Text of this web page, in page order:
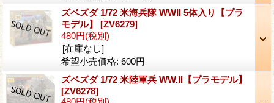
ズベズダ 1/72 米海兵隊 WWII 5体入り【プラ
モデル】 [ZV6279]
480円(税別)
[在庫なし]
希望小売価格: 600円
ズベズダ 1/72 米陸軍兵 WW.II【プラモデル】
[ZV6278]